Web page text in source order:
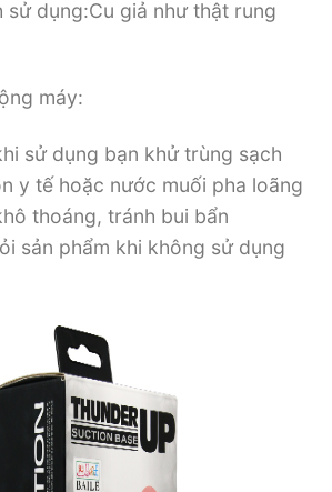
sử dụng:Cu giả như thật rung
máy:
sử dụng bạn khử trùng sạch
y tế hoặc nước muối pha loãng
thoáng, tránh bui bẩn
sản phẩm khi không sử dụng